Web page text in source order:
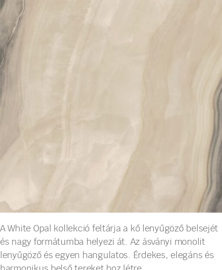
A White Opal kollekció feltárja a kő lenyűgöző belsejét
és nagy formátumba helyezi át. Az ásványi monolit
lenyűgöző és egyen hangulatos. Érdekes, elegáns és